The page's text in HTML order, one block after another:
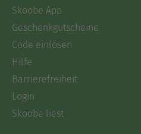
Skoobe App
Geschenkgutscheine
Code einlösen
Hilfe
Barrierefreiheit
Login
Skoobe liest